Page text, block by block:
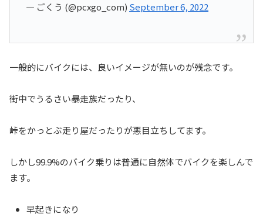
— ごくう (@pcxgo_com) September 6, 2022
一般的にバイクには、良いイメージが無いのが残念です。
街中でうるさい暴走族だったり、
峠をかっとぶ走り屋だったりが悪目立ちしてます。
しかし99.9%のバイク乗りは普通に自然体でバイクを楽しんで
ます。
早起きになり